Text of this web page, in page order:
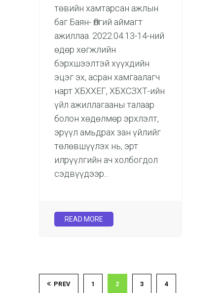
төвийн хамтарсан ажлын
баг Баян- Өлгий аймагт
ажиллаа. 2022.04.13-14-ний
өдөр хөгжлийн
бэрхшээлтэй хүүхдийн
эцэг эх, асран хамгаалагч
нарт ХБХХЕГ, ХБХСЗХТ-ийн
үйл ажиллагааны талаар
болон хөдөлмөр эрхлэлт,
эрүүл амьдрах зан үйлийг
төлөвшүүлэх нь, эрт
илрүүлгийн ач холбогдол
сэдвүүдээр...
READ MORE
PREV 1 2 3 4